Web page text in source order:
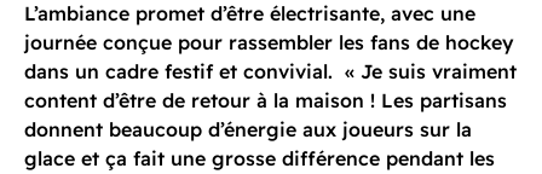
L’ambiance promet d’être électrisante, avec une
journée conçue pour rassembler les fans de hockey
dans un cadre festif et convivial. « Je suis vraiment
content d’être de retour à la maison ! Les partisans
donnent beaucoup d’énergie aux joueurs sur la
glace et ça fait une grosse différence pendant les